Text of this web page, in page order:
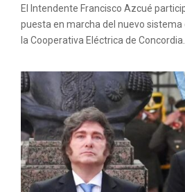
El Intendente Francisco Azcué
puesta en marcha del nuevo sistema
la Cooperativa Eléctrica de Concordia.